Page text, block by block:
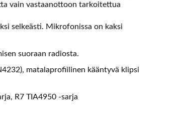
vain vastaanottoon tarkoitettua
selkeästi. Mikrofonissa on kaksi
suoraan radiosta.
matalaprofiilinen kääntyvä klipsi
R7 TIA4950 -sarja